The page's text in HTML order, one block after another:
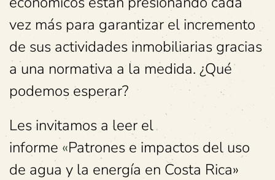
vez más para garantizar el incremento
de sus actividades inmobiliarias gracias
a una normativa a la medida. ¿Qué
podemos esperar?
Les invitamos a leer el
informe «Patrones e impactos del uso
de agua y la energía en Costa Rica»